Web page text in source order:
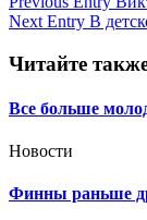
по
записям
Next Entry В
Читайте
Все больше
Новости
Финны раньше